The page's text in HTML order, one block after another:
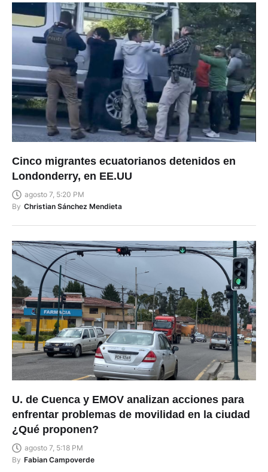
Cinco migrantes ecuatorianos detenidos en
Londonderry, en EE.UU
agosto 7, 5:20 PM
By Christian Sánchez Mendieta
U. de Cuenca y EMOV analizan acciones para
enfrentar problemas de movilidad en la ciudad
¿Qué proponen?
agosto 7, 5:18 PM
By Fabian Campoverde